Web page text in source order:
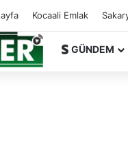
Kocaali Emlak
GÜNDEM